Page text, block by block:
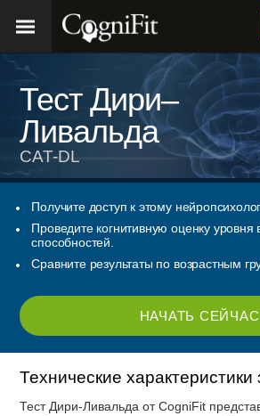
Тест Дири–
Ливальда
CAT-DL
Получите доступ к этому
Проведите когнитивную оценку уровня
способностей.
Сравните результаты по возрастным
НАЧАТЬ СЕЙЧАС
Технические характеристики
Тест Дири-Ливальда от CogniFit